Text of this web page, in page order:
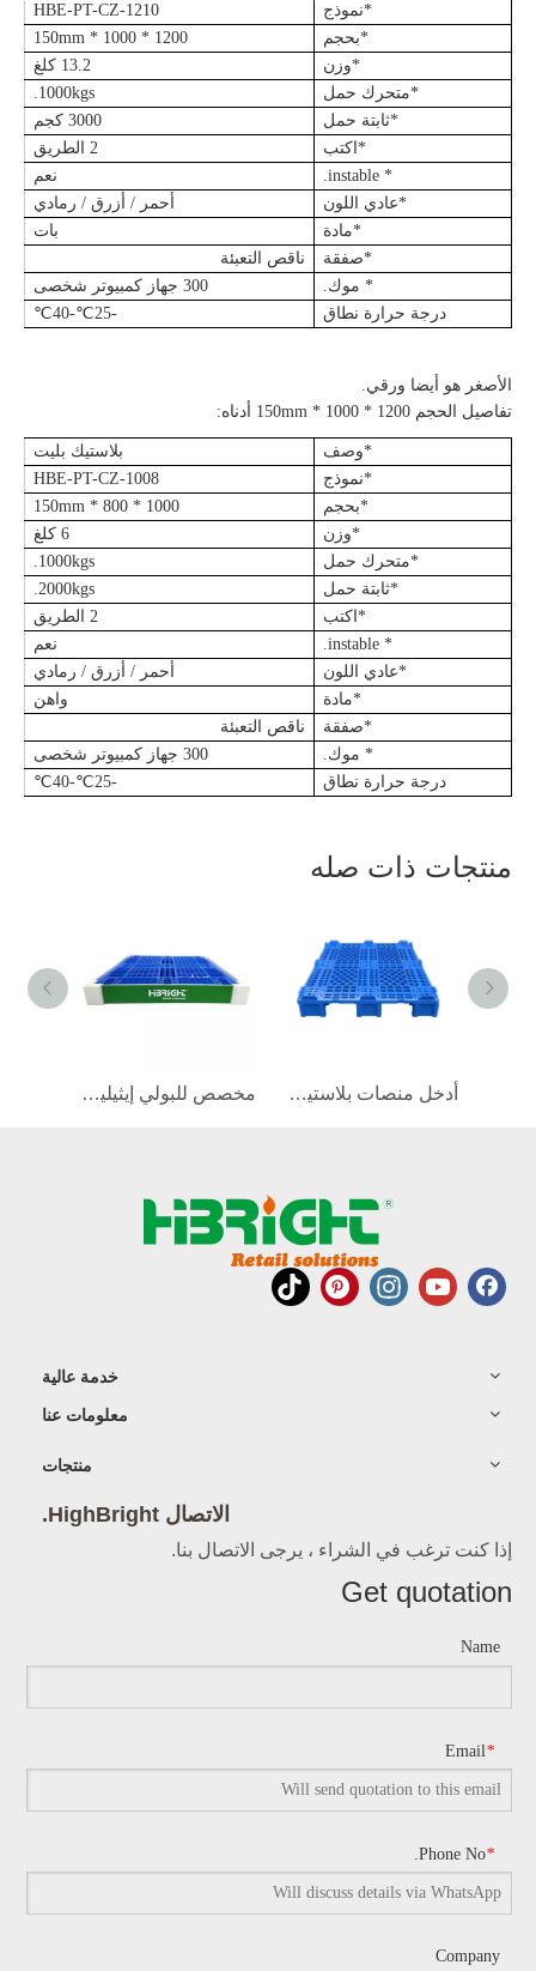
*نموذج
HBE-PT-CZ-1210
*بحجم
1200 * 1000 * 150mm
*وزن
13.2 كلغ
*متحرك حمل
1000kgs.
*ثابتة حمل
3000 كجم
*اكتب
2 الطريق
* instable.
نعم
*عادي اللون
أحمر / أزرق / رمادي
*مادة
بات
*صفقة
ناقص التعبئة
* موك.
300 جهاز كمبيوتر شخصى
درجة حرارة نطاق
-25
℃
-40
℃
الأصغر هو أيضا ورقي.
تفاصيل الحجم 1200 * 1000 * 150mm أدناه:
*وصف
بلاستيك بليت
*نموذج
HBE-PT-CZ-1008
*بحجم
1000 * 800 * 150mm
*وزن
6 كلغ
*متحرك حمل
1000kgs.
*ثابتة حمل
2000kgs.
*اكتب
2 الطريق
* instable.
نعم
*عادي اللون
أحمر / أزرق / رمادي
*مادة
واهن
*صفقة
ناقص التعبئة
* موك.
300 جهاز كمبيوتر شخصى
درجة حرارة نطاق
-25
℃
-40
℃
منتجات ذات صله
مخصص للبولي إيثيلين قابلة للتعديل واقي البليت أدخل منصات بلاستيكية مقدمة مع إطار فولاذي
خدمة عالية
معلومات عنا
منتجات
الاتصال HighBright.
إذا كنت ترغب في الشراء ، يرجى الاتصال بنا.
Get quotation
Name
*
Email
*
Phone No.
Company